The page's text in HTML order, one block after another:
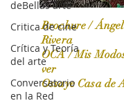
deBellas arte
Critica de cine
Crítica y Teoría
del arte
Conversatorio
en la Red
OCA|News 31 /
Brochure / Ángel
Rivera
OCA / Mis
ver
Ossaye Casa de